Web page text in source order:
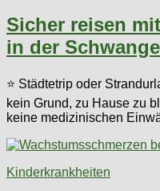
Sicher reisen
in der
⭐ Städtetrip oder
kein Grund, zu Hause zu
keine medizinischen
Kinderkrankheiten